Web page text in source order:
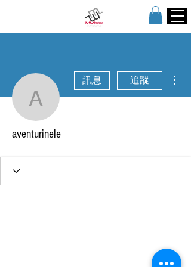
aventurinele
訊息 追蹤
aventurinele